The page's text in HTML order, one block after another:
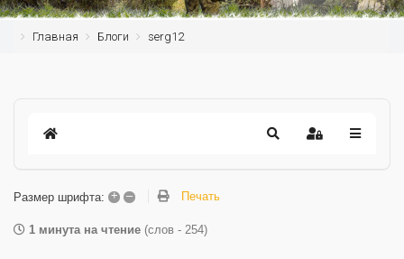
Главная Блоги serg12
Размер шрифта: + – Печать
1 минута на чтение (слов - 254)